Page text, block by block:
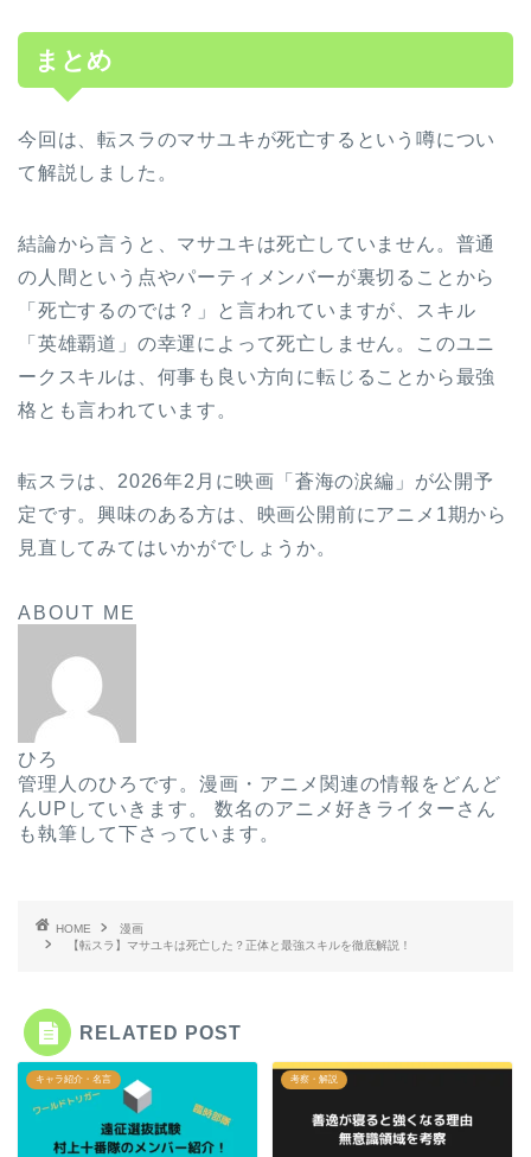
まとめ
今回は、転スラのマサユキが死亡するという噂につい
て解説しました。
結論から言うと、マサユキは死亡していません。普通
の人間という点やパーティメンバーが裏切ることから
「死亡するのでは？」と言われていますが、スキル
「英雄覇道」の幸運によって死亡しません。このユニ
ークスキルは、何事も良い方向に転じることから最強
格とも言われています。
転スラは、2026年2月に映画「蒼海の涙編」が公開予
定です。興味のある方は、映画公開前にアニメ1期から
見直してみてはいかがでしょうか。
ABOUT ME
ひろ
管理人のひろです。漫画・アニメ関連の情報をどんど
んUPしていきます。 数名のアニメ好きライターさん
も執筆して下さっています。
HOME
漫画
【転スラ】マサユキは死亡した？正体と最強スキルを徹底解説！
RELATED POST
キャラ紹介・名言 考察・解説